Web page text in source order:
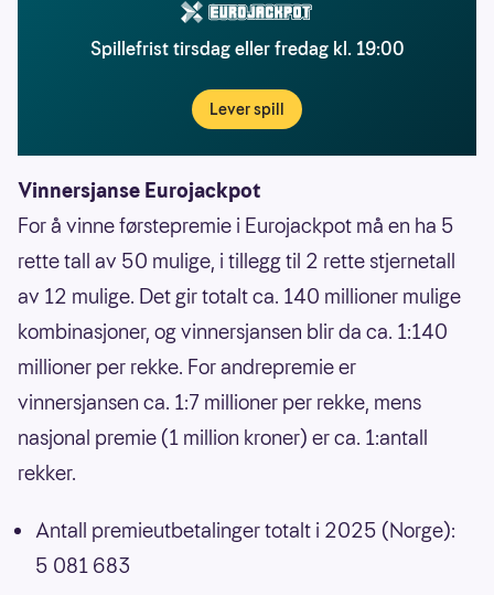
Spillefrist tirsdag eller fredag kl. 19:00
Lever spill
Vinnersjanse Eurojackpot
For å vinne førstepremie i Eurojackpot må en ha 5
rette tall av 50 mulige, i tillegg til 2 rette stjernetall
av 12 mulige. Det gir totalt ca. 140 millioner mulige
kombinasjoner, og vinnersjansen blir da ca. 1:140
millioner per rekke. For andrepremie er
vinnersjansen ca. 1:7 millioner per rekke, mens
nasjonal premie (1 million kroner) er ca. 1:antall
rekker.
Antall premieutbetalinger totalt i 2025 (Norge):
5 081 683